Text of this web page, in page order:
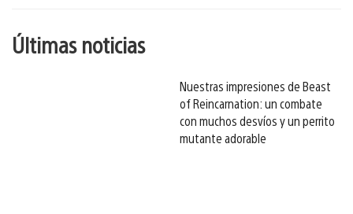
Últimas noticias
Nuestras impresiones de Beast
of Reincarnation: un combate
con muchos desvíos y un perrito
mutante adorable